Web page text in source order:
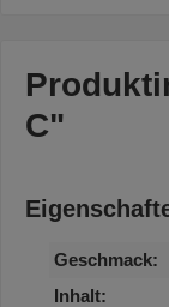
C"
Geschmack:
Inhalt: